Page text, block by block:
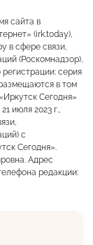
сайта в
(irk.today),
в сфере связи,
(Роскомнадзор),
серия
в том
Сегодня»
июля 2023 г.,
с
Сегодня».
Адрес
редакции: